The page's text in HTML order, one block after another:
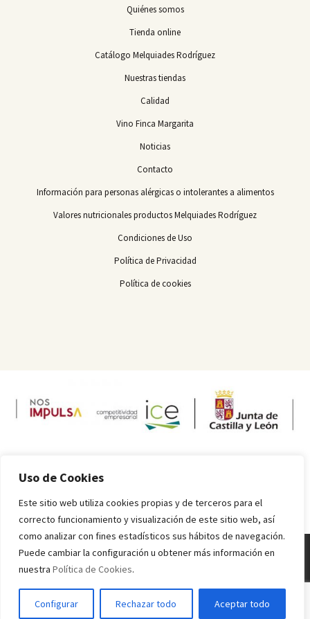
Uso de Cookies
Este sitio web utiliza cookies propias y de terceros para el
correcto funcionamiento y visualización de este sitio web, así
como analizar con fines estadísticos sus hábitos de navegación.
Puede cambiar la configuración u obtener más información en
nuestra Política de Cookies.
Configurar Rechazar todo Aceptar todo
Quiénes somos
Tienda online
Catálogo Melquiades Rodríguez
Nuestras tiendas
Calidad
Vino Finca Margarita
Noticias
Contacto
Información para personas alérgicas o intolerantes a alimentos
Valores nutricionales productos Melquiades Rodríguez
Condiciones de Uso
Política de Privacidad
Política de cookies
Melquiades Rodríguez© 2016 - 2024 Todos los derechos reservados.
de uso
Política de Privacidad Política de Cookies